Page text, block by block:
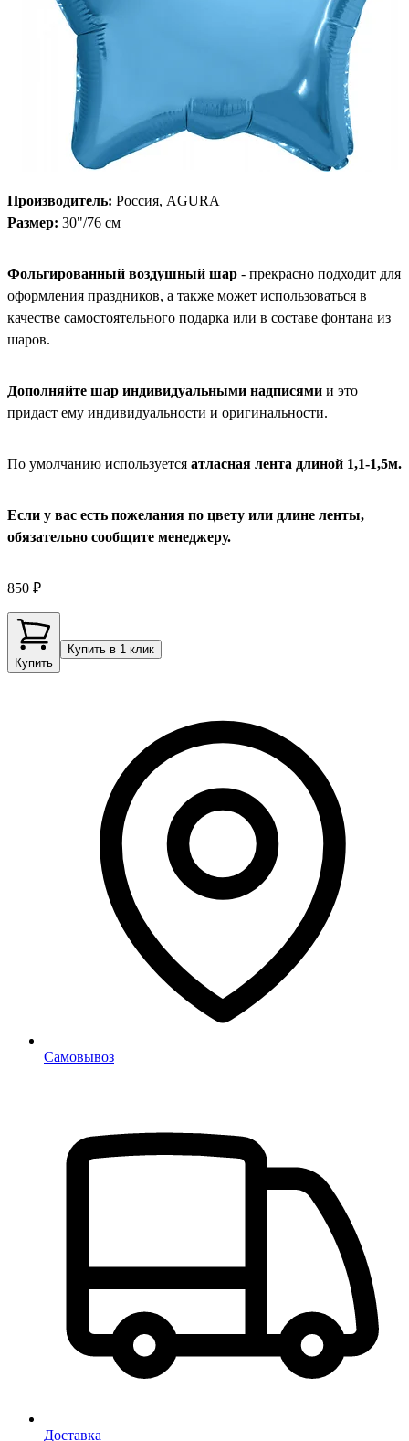
Производитель: Россия, AGURA
Размер: 30"/76 см
Фольгированный воздушный шар - прекрасно подходит для
оформления праздников, а также может использоваться в
качестве самостоятельного подарка или в составе фонтана из
шаров.
Дополняйте шар индивидуальными надписями и это
придаст ему индивидуальности и оригинальности.
По умолчанию используется атласная лента длиной 1,1-1,5м.
Если у вас есть пожелания по цвету или длине ленты,
обязательно сообщите менеджеру.
850 ₽
Купить
Купить в 1 клик
Самовывоз
Доставка